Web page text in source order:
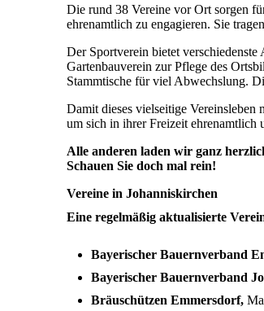
Die rund 38 Vereine vor Ort sorgen
ehrenamtlich zu engagieren. Sie
Der Sportverein bietet
Gartenbauverein zur Pflege des
Stammtische für viel Abwechslung.
Damit dieses vielseitige Vereinsleben
um sich in ihrer Freizeit ehrenamtlich
Alle anderen laden wir ganz
Schauen Sie doch mal rein!
Vereine in Johanniskirchen
Eine regelmäßig aktualisierte
Bayerischer Bauernverband
Bayerischer Bauernverband
Bräuschützen Emmersdorf,